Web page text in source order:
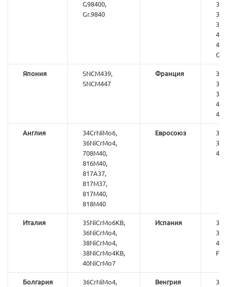
G98400,
Gr.9840
Япония
SNCM439,
SNCM447
Франция
Англия
34CrNiMo6,
36NiCrMo4,
708M40,
816M40,
817A37,
817M37,
817M40,
818M40
Евросоюз
Италия
35NiCrMo6KB,
36NiCrMo4,
38NiCrMo4,
38NiCrMo4KB,
40NiCrMo7
Испания
Болгария
36CrNiMo4,
Венгрия